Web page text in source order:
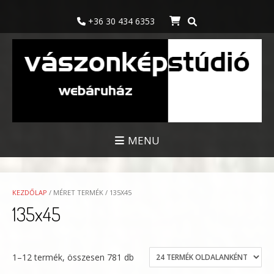
content
+36 30 434 6353
MENU
KEZDŐLAP / MÉRET TERMÉK / 135X45
135x45
1–12 termék, összesen 781 db